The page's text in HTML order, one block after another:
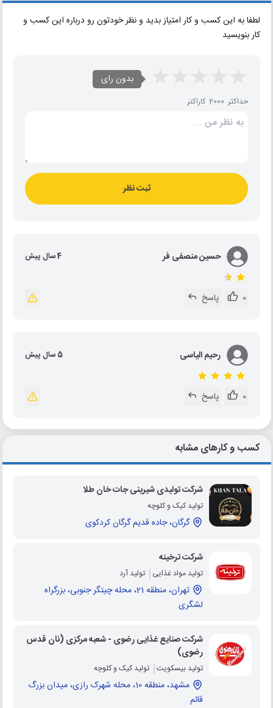
لطفا به این کسب و کار امتیاز بدید و نظر خودتون رو درباره این کسب و
کار بنویسید
بدون رای
حداکثر 2000 کاراکتر
ثبت نظر
حسین منصفی فر 4 سال پیش
0 پاسخ
رحیم الیاسی 5 سال پیش
0 پاسخ
کسب و کارهای مشابه
شرکت تولیدی شیرینی جات خان طلا
تولید کیک و کلوچه
گرگان، جاده قدیم گرگان کردکوی
شرکت ترخینه
تولید مواد غذایی تولید آرد
تهران، منطقه 21، محله چیتگر جنوبی، بزرگراه
لشگری
شرکت صنایع غذایی رضوی - شعبه مرکزی (نان قدس
رضوی)
تولید بیسکویت تولید کیک و کلوچه
مشهد، منطقه 10، محله شهرک رازی، میدان بزرگ
قائم